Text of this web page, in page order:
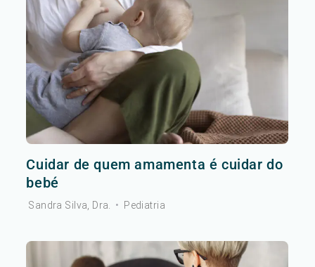
Cuidar de quem amamenta é cuidar do
bebé
Sandra Silva, Dra. • Pediatria